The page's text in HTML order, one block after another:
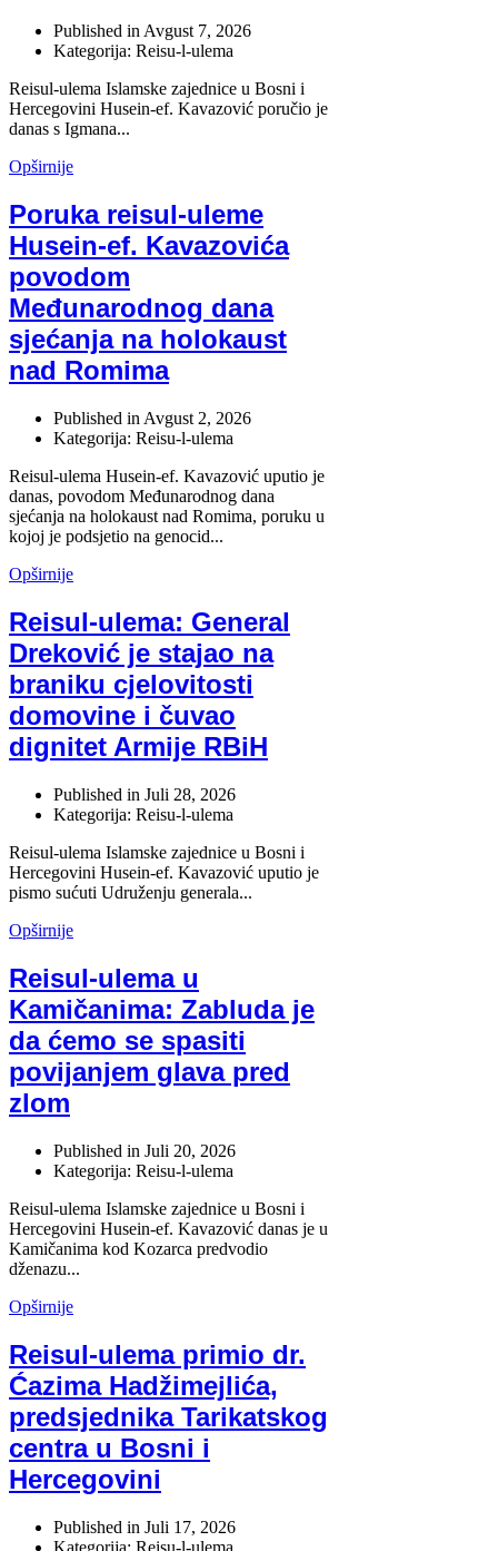
Published in Avgust 7, 2026
Kategorija: Reisu-l-ulema
Reisul-ulema Islamske zajednice u Bosni i
Hercegovini Husein-ef. Kavazović poručio je
danas s Igmana...
Opširnije
Poruka reisul-uleme
Husein-ef. Kavazovića
povodom
Međunarodnog dana
sjećanja na holokaust
nad Romima
Published in Avgust 2, 2026
Kategorija: Reisu-l-ulema
Reisul-ulema Husein-ef. Kavazović uputio je
danas, povodom Međunarodnog dana
sjećanja na holokaust nad Romima, poruku u
kojoj je podsjetio na genocid...
Opširnije
Reisul-ulema: General
Dreković je stajao na
braniku cjelovitosti
domovine i čuvao
dignitet Armije RBiH
Published in Juli 28, 2026
Kategorija: Reisu-l-ulema
Reisul-ulema Islamske zajednice u Bosni i
Hercegovini Husein-ef. Kavazović uputio je
pismo sućuti Udruženju generala...
Opširnije
Reisul-ulema u
Kamičanima: Zabluda je
da ćemo se spasiti
povijanjem glava pred
zlom
Published in Juli 20, 2026
Kategorija: Reisu-l-ulema
Reisul-ulema Islamske zajednice u Bosni i
Hercegovini Husein-ef. Kavazović danas je u
Kamičanima kod Kozarca predvodio
dženazu...
Opširnije
Reisul-ulema primio dr.
Ćazima Hadžimejlića,
predsjednika Tarikatskog
centra u Bosni i
Hercegovini
Published in Juli 17, 2026
Kategorija: Reisu-l-ulema